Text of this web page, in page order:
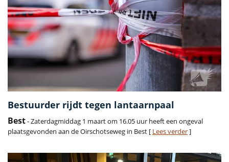
Bestuurder rijdt tegen lantaarnpaal
Best- Zaterdagmiddag 1 maart om 16.05 uur heeft een ongeval
plaatsgevonden aan de Oirschotseweg in Best [ Lees verder]